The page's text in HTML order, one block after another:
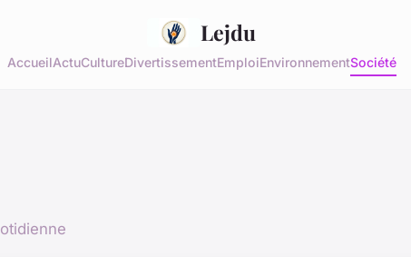
Lejdu
AccueilActuCultureDivertissementEmploiEnvironnementSociété